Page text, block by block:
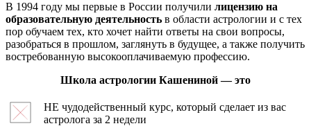
В 1994 году мы первые в России получили лицензию на
образовательную деятельность в области астрологии и с тех
пор обучаем тех, кто хочет найти ответы на свои вопросы,
разобраться в прошлом, заглянуть в будущее, а также получить
востребованную высокооплачиваемую профессию.
Школа астрологии Кашениной — это
НЕ чудодейственный курс, который сделает из вас
астролога за 2 недели